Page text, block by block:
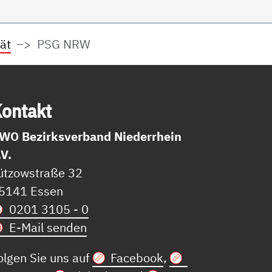
PSG NRW
Bezirksverband Niederrhein
32
Essen
0201 3105 - 0
E-Mail senden
Sie uns auf
Facebook,